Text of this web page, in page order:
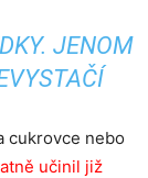
JENOM
cukrovce nebo
učinil již